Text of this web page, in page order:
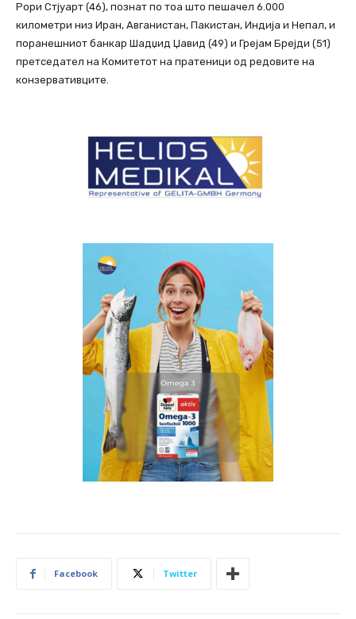
Рори Стјуарт (46), познат по тоа што пешачел 6.000
километри низ Иран, Авганистан, Пакистан, Индија и Непал, и
поранешниот банкар Шадџид Џавид (49) и Грејам Брејди (51)
претседател на Комитетот на пратеници од редовите на
конзервативците.
Facebook Twitter